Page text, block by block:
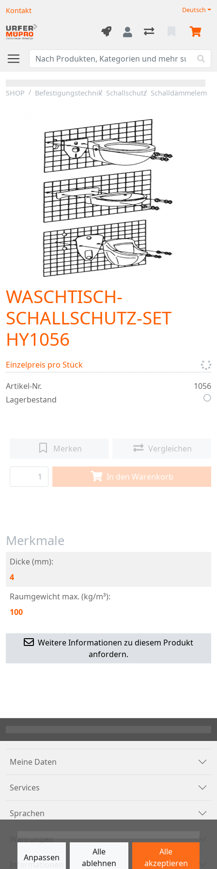
Kontakt Deutsch
SHOP Befestigungstechnik Schallschutz
WASCHTISCH-
SCHALLSCHUTZ-SET
HY1056
Einzelpreis pro Stück
Artikel-Nr.
1056
Lagerbestand
Merken Vergleichen
In den Warenkorb
Merkmale
Dicke (mm):
4
Raumgewicht max. (kg/m³):
100
Weitere Informationen zu diesem Produkt
anfordern.
Meine Daten
Services
Sprachen
Währungen
Informationen
Anpassen
Alle
ablehnen
Alle
akzeptieren